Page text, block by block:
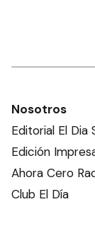
Nosotros
Editorial El Dia
Edición
Ahora Cero
Club El Día